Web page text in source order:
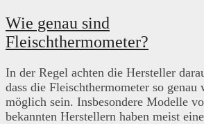
Wie genau sind
Fleischthermometer?
In der Regel achten die Hersteller
dass die Fleischthermometer so genau
möglich sein. Insbesondere Modelle
bekannten Herstellern haben meist eine